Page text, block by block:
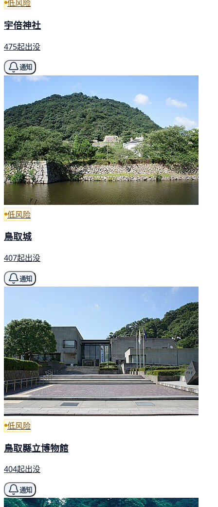
低风险
宇倍神社
475起出没
通知
低风险
鳥取城
407起出没
通知
低风险
鳥取縣立博物館
404起出没
通知